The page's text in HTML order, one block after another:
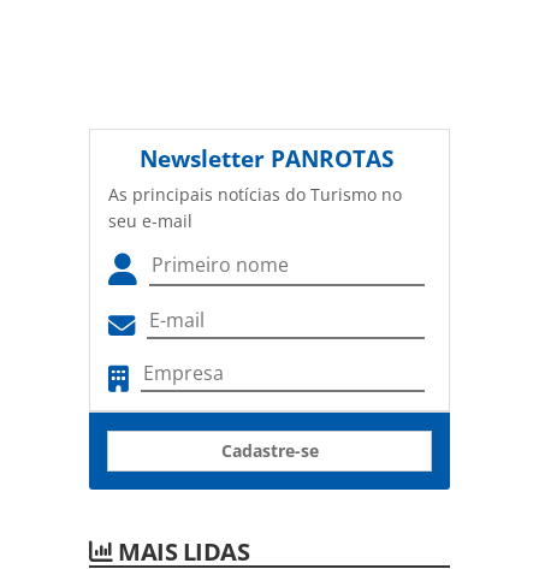
Newsletter PANROTAS
As principais notícias do Turismo no
seu e-mail
Cadastre-se
MAIS LIDAS